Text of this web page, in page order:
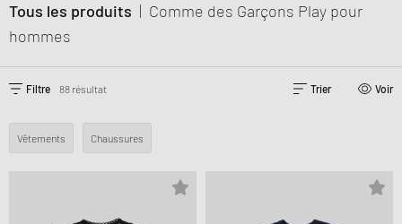
Tous les produits | Comme des Garçons Play pour
hommes
Filtre 88 résultat Trier Voir
Vêtements Chaussures